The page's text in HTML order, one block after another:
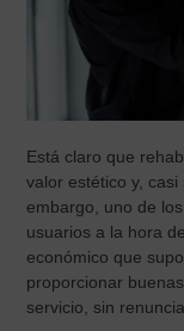
Está claro que
valor estético y,
embargo, uno de
usuarios a la hora de
económico que
proporcionar
servicio, sin